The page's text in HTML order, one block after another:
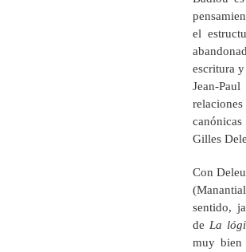
el
escritura
Jean-
Gilles
Con
sentido,
de La
muy bien